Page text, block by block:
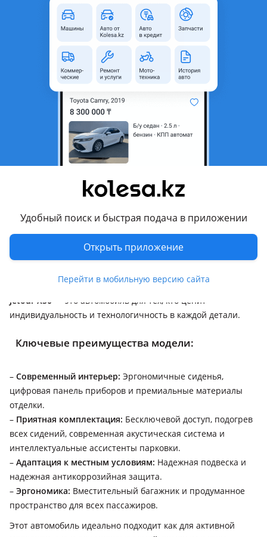
Удобный поиск и быстрая подача в приложении
Открыть приложение
Перейти в мобильную версию сайта
Объявление находится в архиве и может быть
2024 - н.в. 1 поколение
Объем двигателя, л
Коробка передач
Робот
Руль
Растаможен в Казахстане
Да
Комментарий продавца
Jetour X50 — Ваш новый уровень
комфорта!
Jetour X50 — это автомобиль для тех, кто ценит
индивидуальность и технологичность в каждой детали.
Ключевые преимущества модели:
– Современный интерьер: Эргономичные сиденья,
цифровая панель приборов и премиальные материалы
отделки.
– Приятная комплектация: Бесключевой доступ, подогрев
всех сидений, современная акустическая система и
интеллектуальные ассистенты парковки.
– Адаптация к местным условиям: Надежная подвеска и
надежная антикоррозийная защита.
– Эргономика: Вместительный багажник и продуманное
пространство для всех пассажиров.
Этот автомобиль идеально подходит как для активной